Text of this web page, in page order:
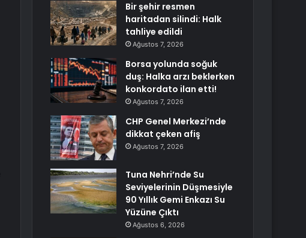
Bir şehir resmen
haritadan silindi: Halk
tahliye edildi
Ağustos 7, 2026
Borsa yolunda soğuk
duş: Halka arzı beklerken
konkordato ilan etti!
Ağustos 7, 2026
CHP Genel Merkezi’nde
dikkat çeken afiş
Ağustos 7, 2026
Tuna Nehri’nde Su
Seviyelerinin Düşmesiyle
90 Yıllık Gemi Enkazı Su
Yüzüne Çıktı
Ağustos 6, 2026